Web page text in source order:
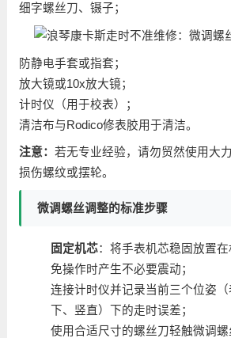
细字螺丝刀、镊子；
防静电手套或指套；
放大镜或10x放大镜；
计时仪（用于校表）；
清洁布与Rodico修表胶用于清洁。
注意： 若无专业经验，请勿贸然使用大
损伤螺纹或摆轮。
微调螺丝调整的标准步骤
固定机芯：将手表机芯稳固放置
免操作时产生不必要震动；
连接计时仪并记录当前三个位姿
下、竖直）下的走时误差；
使用合适尺寸的螺丝刀轻触微调